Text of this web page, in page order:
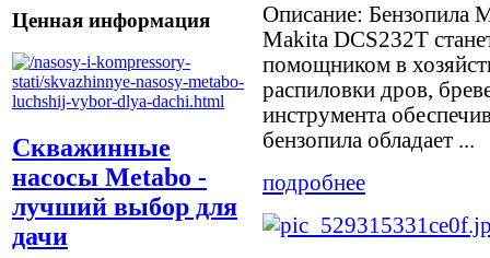
Ценная информация
Скважинные
насосы Metabo -
лучший выбор для
дачи
Описание: Бензопила
Makita DCS232T
помощником в
распиловки дров,
инструмента
бензопила обладает ...
подробнее